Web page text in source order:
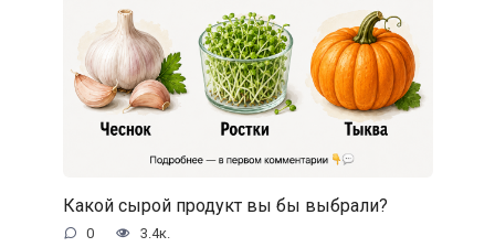
Какой сырой продукт вы бы выбрали?
0 3.4к.